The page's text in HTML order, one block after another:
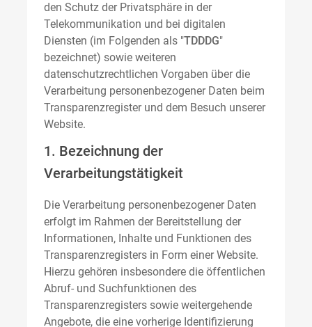
den Schutz der Privatsphäre in der
Telekommunikation und bei digitalen
Diensten (im Folgenden als "TDDDG"
bezeichnet) sowie weiteren
datenschutzrechtlichen Vorgaben über die
Verarbeitung personenbezogener Daten beim
Transparenzregister und dem Besuch unserer
Website.
1. Bezeichnung der
Verarbeitungstätigkeit
Die Verarbeitung personenbezogener Daten
erfolgt im Rahmen der Bereitstellung der
Informationen, Inhalte und Funktionen des
Transparenzregisters in Form einer Website.
Hierzu gehören insbesondere die öffentlichen
Abruf- und Suchfunktionen des
Transparenzregisters sowie weitergehende
Angebote, die eine vorherige Identifizierung